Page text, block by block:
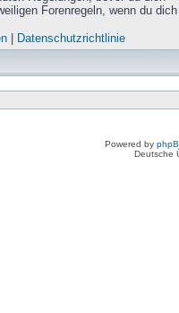
Forenregeln, wenn du
| Datenschutzrichtlinie
Powered by
Deutsche